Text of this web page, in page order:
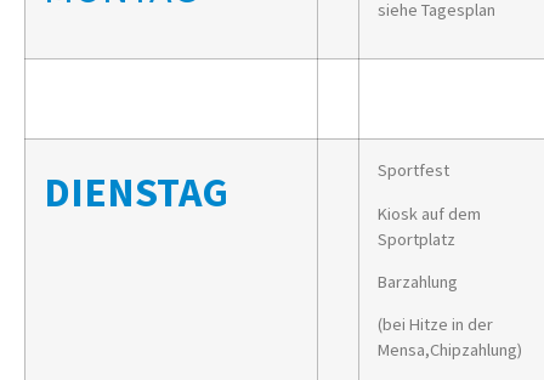
siehe Tagesplan
DIENSTAG
Sportfest
Kiosk auf dem
Sportplatz
Barzahlung
(bei Hitze in der
Mensa,Chipzahlung)